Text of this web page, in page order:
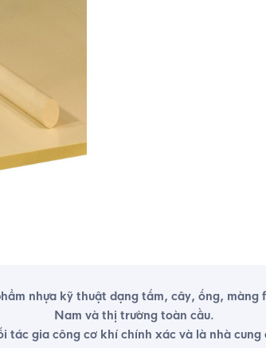
nhựa kỹ thuật dạng tấm, cây, ống,
Nam và thị trường toàn cầu.
tác gia công cơ khí chính xác và là nhà